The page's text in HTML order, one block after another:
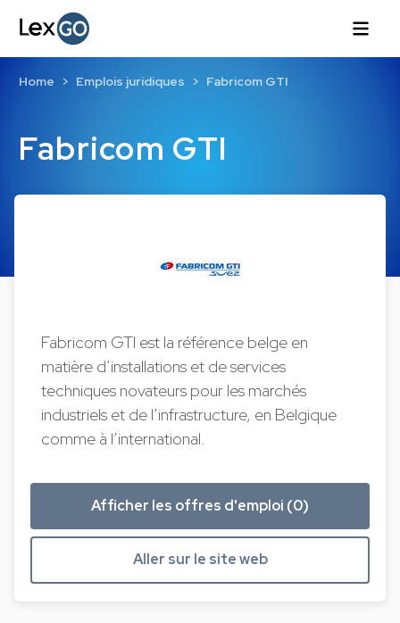
Fabricom GTI
Home Emplois juridiques Fabricom GTI
Fabricom GTI est la référence belge en
matière d’installations et de services
techniques novateurs pour les marchés
industriels et de l’infrastructure, en Belgique
comme à l’international.
Afficher les offres d'emploi (0)
Aller sur le site web